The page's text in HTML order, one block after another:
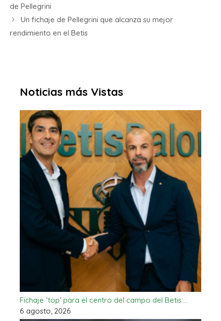
de Pellegrini
Un fichaje de Pellegrini que alcanza su mejor
rendimiento en el Betis
Noticias más Vistas
Fichaje ‘top’ para el centro del campo del Betis:…
6 agosto, 2026